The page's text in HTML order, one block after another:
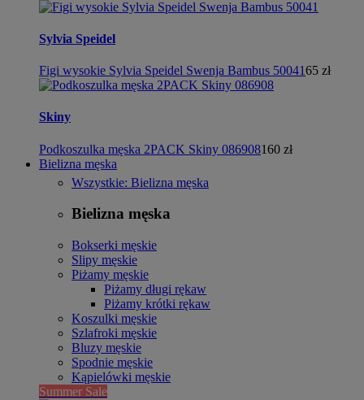
Sylvia Speidel
Figi wysokie Sylvia Speidel Swenja Bambus 5004165 zł
Skiny
Podkoszulka męska 2PACK Skiny 086908160 zł
Bielizna męska
Wszystkie: Bielizna męska
Bielizna męska
Bokserki męskie
Slipy męskie
Piżamy męskie
Piżamy długi rękaw
Piżamy krótki rękaw
Koszulki męskie
Szlafroki męskie
Bluzy męskie
Spodnie męskie
Kąpielówki męskie
Summer Sale